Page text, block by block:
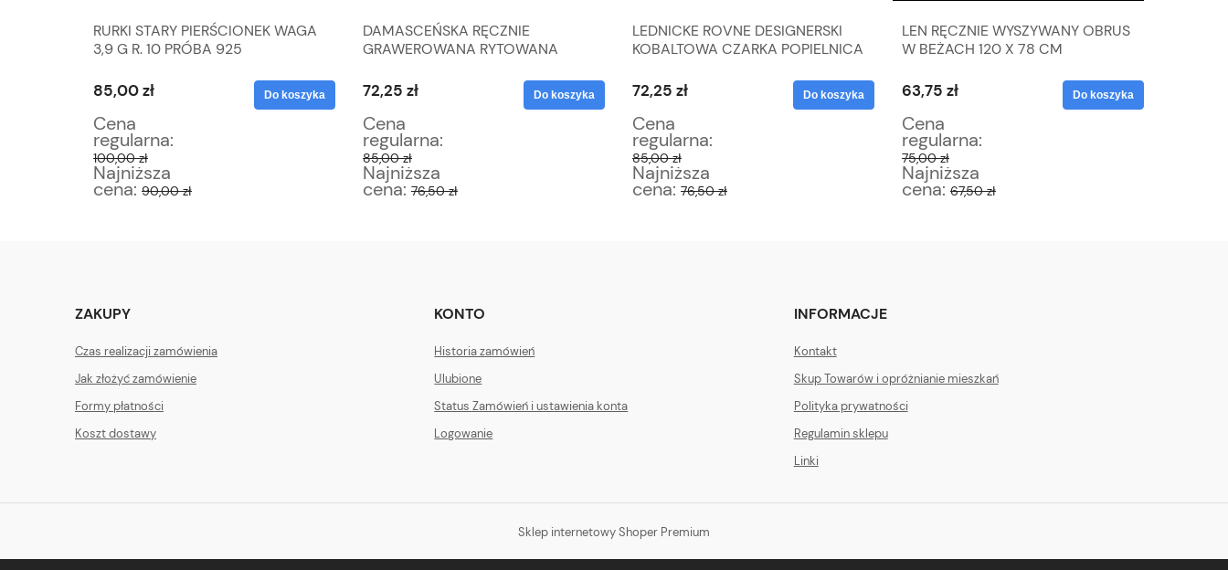
RURKI STARY PIERŚCIONEK WAGA
3,9 G R. 10 PRÓBA 925
85,00 zł
Cena
regularna:
100,00 zł
Najniższa
cena: 90,00 zł
Do koszyka
DAMASCEŃSKA RĘCZNIE
GRAWEROWANA RYTOWANA
W KWIATY
72,25 zł
Cena
regularna:
85,00 zł
Najniższa
cena: 76,50 zł
Do koszyka
LEDNICKE ROVNE DESIGNERSKI
KOBALTOWA CZARKA POPIELNICA
72,25 zł
Cena
regularna:
85,00 zł
Najniższa
cena: 76,50 zł
Do koszyka
LEN RĘCZNIE WYSZYWANY OBRUS
W BEŻACH 120 X 78 CM
63,75 zł
Cena
regularna:
75,00 zł
Najniższa
cena: 67,50 zł
Do koszyka
ZAKUPY
Czas realizacji zamówienia
Jak złożyć zamówienie
Formy płatności
Koszt dostawy
KONTO
Historia zamówień
Ulubione
Status Zamówień i ustawienia konta
Logowanie
INFORMACJE
Kontakt
Skup Towarów i opróżnianie mieszkań
Polityka prywatności
Regulamin sklepu
Linki
Sklep internetowy Shoper Premium